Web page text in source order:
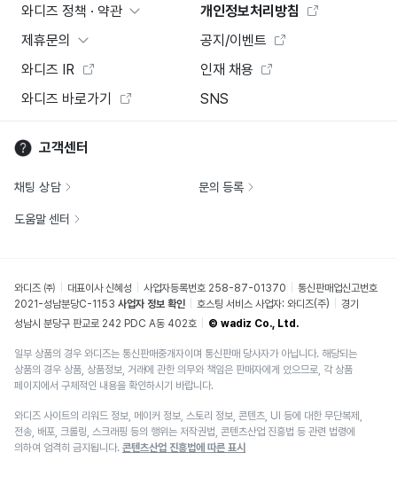
와디즈 정책 · 약관
개인정보처리방침
제휴문의
공지/이벤트
와디즈 IR
인재 채용
와디즈 바로가기
SNS
고객센터
채팅 상담 문의 등록
도움말 센터
와디즈 ㈜ 대표이사 신혜성 사업자등록번호 258-87-01370
통신판매업신고번호
2021-성남분당C-1153 사업자 정보 확인 호스팅 서비스 사업자: 와디즈(주)
경기
성남시 분당구 판교로 242 PDC A동 402호
© wadiz Co., Ltd.
일부 상품의 경우 와디즈는 통신판매중개자이며 통신판매 당사자가 아닙니다. 해당되는
상품의 경우 상품, 상품정보, 거래에 관한 의무와 책임은 판매자에게 있으므로, 각 상품
페이지에서 구체적인 내용을 확인하시기 바랍니다.
와디즈 사이트의 리워드 정보, 메이커 정보, 스토리 정보, 콘텐츠, UI 등에 대한 무단복제,
전송, 배포, 크롤링, 스크래핑 등의 행위는 저작권법, 콘텐츠산업 진흥법 등 관련 법령에
의하여 엄격히 금지됩니다. 콘텐츠산업 진흥법에 따른 표시